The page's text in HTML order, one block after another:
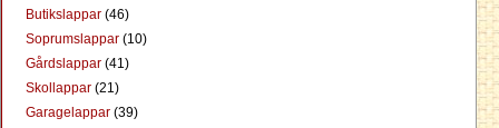
Butikslappar (46)
Soprumslappar (10)
Gårdslappar (41)
Skollappar (21)
Garagelappar (39)